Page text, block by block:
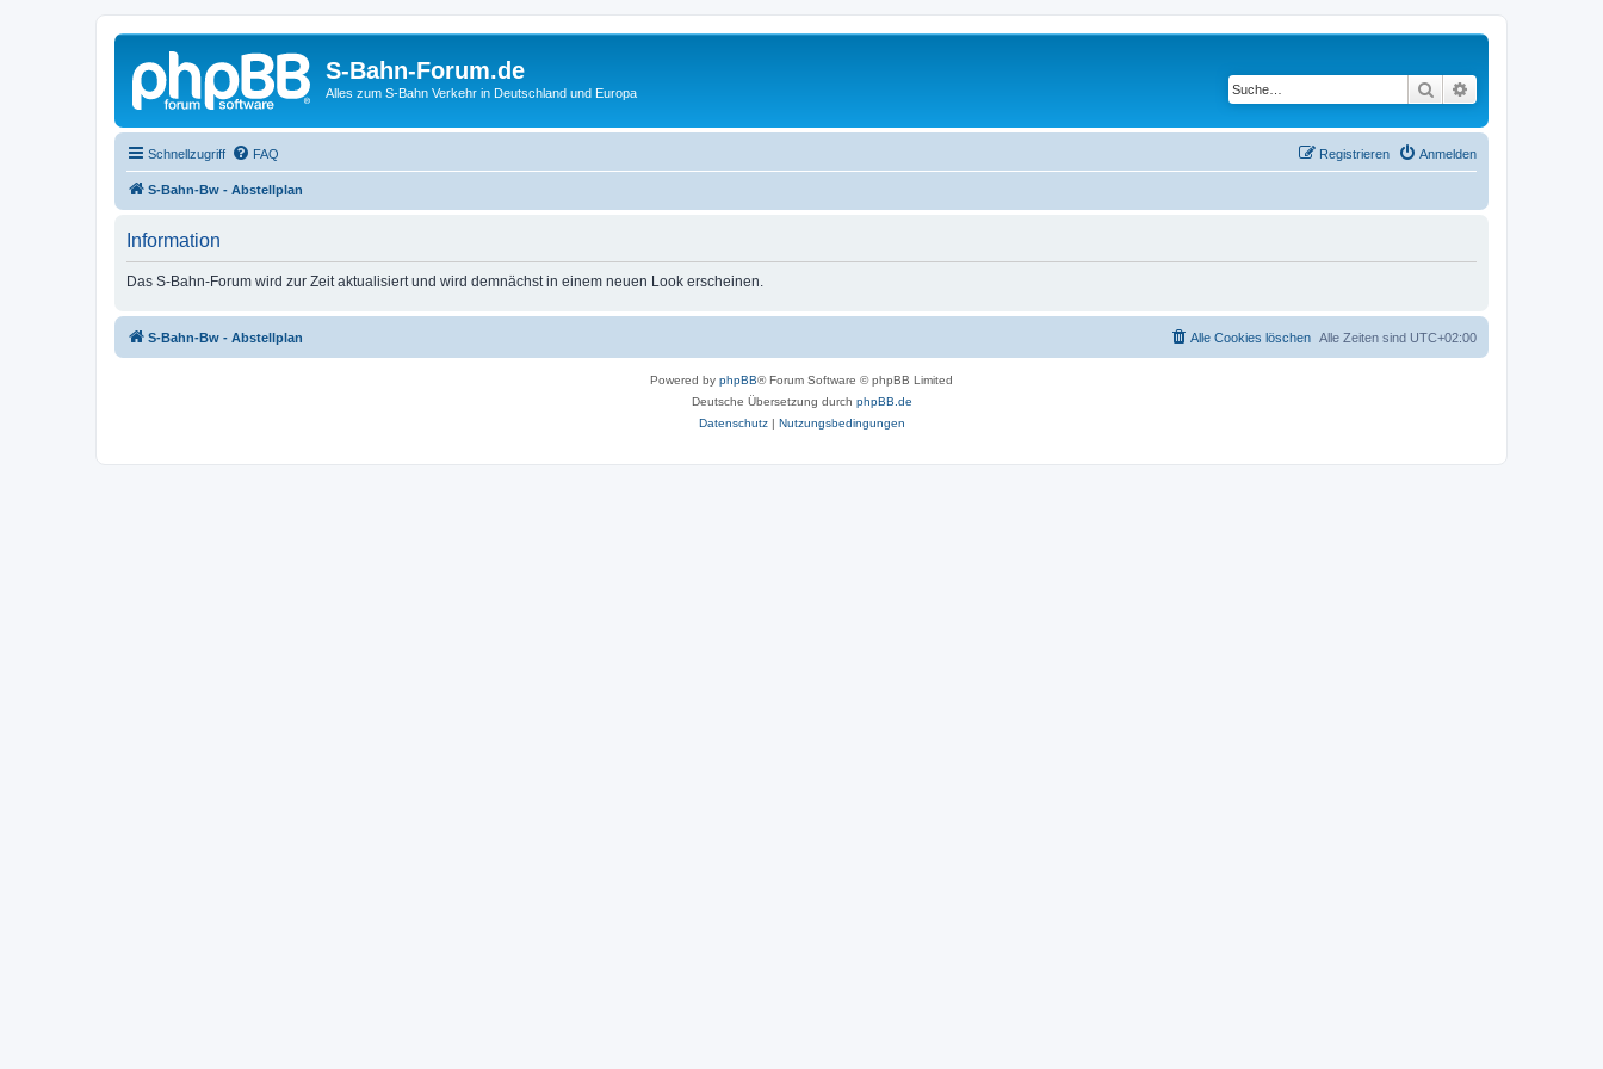
S-Bahn-Forum.de
Alles zum S-Bahn Verkehr in Deutschland und Europa Suche
Schnellzugriff FAQ Anmelden
Registrieren
S-Bahn-Bw - Abstellplan
Information
Das S-Bahn-Forum wird zur Zeit aktualisiert und wird demnächst in einem neuen Look erscheinen.
S-Bahn-Bw - Abstellplan Alle Zeiten sind UTC+02:00
Alle Cookies löschen
Powered by phpBB® Forum Software © phpBB Limited
Deutsche Übersetzung durch phpBB.de
Datenschutz| Nutzungsbedingungen